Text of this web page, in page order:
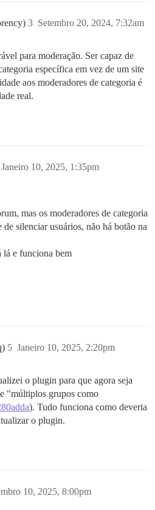
Setembro 20, 2024, 7:32am
3
para moderação. Ser capaz de
específica em vez de um site
aos moderadores de categoria é
real.
Janeiro 10, 2025, 1:35pm
mas os moderadores de categoria
silenciar usuários, não há botão na
lá e funciona bem
Janeiro 10, 2025, 2:20pm
5
o plugin para que agora seja
"múltiplos grupos como
). Tudo funciona como deveria
o plugin.
10, 2025, 8:00pm